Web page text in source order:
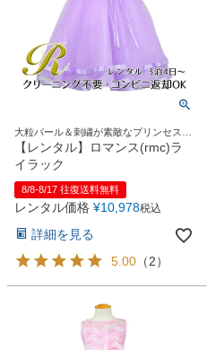
大粒パール＆刺繍が素敵なプリンセスロ
ングドレス
【レンタル】ロマンス(rmc)ラ
イラック
8/8-8/17 往復送料無料
レンタル価格 ¥10,978税込
詳細を見る
5.00 （2）